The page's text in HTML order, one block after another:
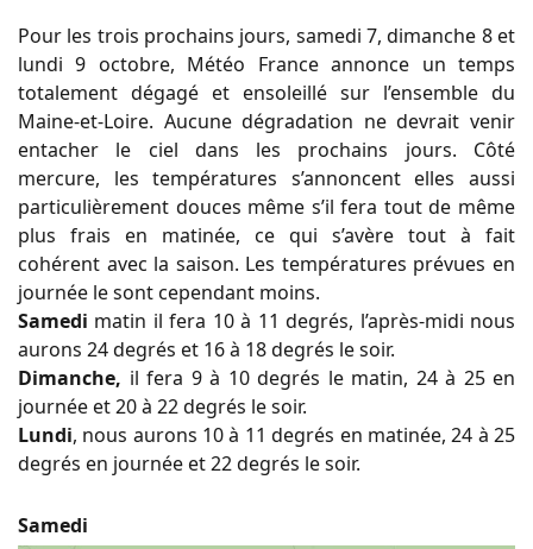
Pour les trois prochains jours, samedi 7, dimanche 8 et
lundi 9 octobre, Météo France annonce un temps
totalement dégagé et ensoleillé sur l’ensemble du
Maine-et-Loire. Aucune dégradation ne devrait venir
entacher le ciel dans les prochains jours. Côté
mercure, les températures s’annoncent elles aussi
particulièrement douces même s’il fera tout de même
plus frais en matinée, ce qui s’avère tout à fait
cohérent avec la saison. Les températures prévues en
journée le sont cependant moins.
Samedi matin il fera 10 à 11 degrés, l’après-midi nous
aurons 24 degrés et 16 à 18 degrés le soir.
Dimanche, il fera 9 à 10 degrés le matin, 24 à 25 en
journée et 20 à 22 degrés le soir.
Lundi, nous aurons 10 à 11 degrés en matinée, 24 à 25
degrés en journée et 22 degrés le soir.
Samedi